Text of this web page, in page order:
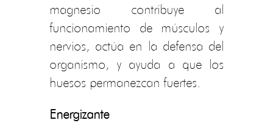
magnesio contribuye al
funcionamiento de músculos y
nervios, actúa en la defensa del
organismo, y ayuda a que los
huesos permanezcan fuertes.
Energizante